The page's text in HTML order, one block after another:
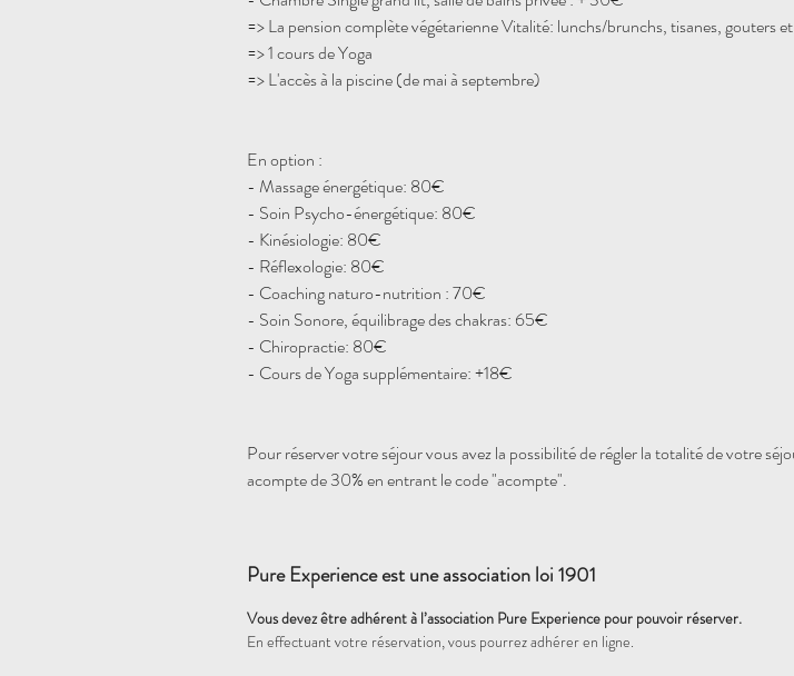
=> La pension complète végétarienne Vitalité: lunchs/brunchs, tisanes, gouters
=> 1 cours de Yoga
=> L'accès à la piscine (de mai à septembre)
En option :
- Massage énergétique: 80€
- Soin Psycho-énergétique: 80€
- Kinésiologie: 80€
- Réflexologie: 80€
- Coaching naturo-nutrition : 70€
- Soin Sonore, équilibrage des chakras: 65€
- Chiropractie: 80€
- Cours de Yoga supplémentaire: +18€
Pour réserver votre séjour vous avez la possibilité de régler la totalité de votre
acompte de 30% en entrant le code "acompte".
Pure Experience est une association loi 1901
Vous devez être adhérent à l’association Pure Experience pour pouvoir réserver.
En effectuant votre réservation, vous pourrez adhérer en ligne.